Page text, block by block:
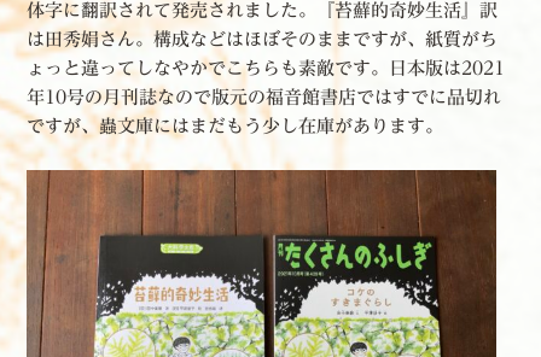
体字に翻訳されて発売されました。『苔蘚的奇妙生活』訳
は田秀娟さん。構成などはほぼそのままですが、紙質がち
ょっと違ってしなやかでこちらも素敵です。日本版は2021
年10号の月刊誌なので版元の福音館書店ではすでに品切れ
ですが、蟲文庫にはまだもう少し在庫があります。